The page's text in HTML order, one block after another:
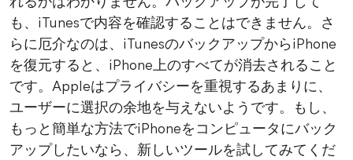
も、iTunesで内容を確認することはできません。さ
らに厄介なのは、iTunesのバックアップからiPhone
を復元すると、iPhone上のすべてが消去されること
です。Appleはプライバシーを重視するあまりに、
ユーザーに選択の余地を与えないようです。もし、
もっと簡単な方法でiPhoneをコンピュータにバック
アップしたいなら、新しいツールを試してみてくだ